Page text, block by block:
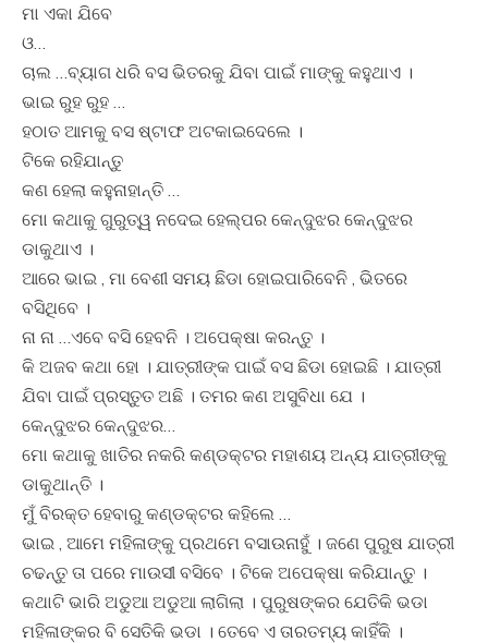
ମା ଏକା ଯିବେ
ଓ…
ଚାଲ …ବ୍ୟାଗ ଧରି ବସ ଭିତରକୁ ଯିବା ପାଇଁ ମାଙ୍କୁ କହୁଥାଏ ।
ଭାଇ ରୁହ ରୁହ …
ହଠାତ ଆମକୁ ବସ ଷ୍ଟାଫ ଅଟକାଇଦେଲେ ।
ଟିକେ ରହିଯାନ୍ତୁ
କଣ ହେଲା କହୁନାହାନ୍ତି …
ମୋ କଥାକୁ ଗୁରୁତ୍ୱ ନଦେଇ ହେଲ୍ପର କେନ୍ଦୁଝର କେନ୍ଦୁଝର
ଡାକୁଥାଏ ।
ଆରେ ଭାଇ , ମା ବେଶୀ ସମୟ ଛିଡା ହୋଇପାରିବେନି , ଭିତରେ
ବସିଥିବେ ।
ନା ନା …ଏବେ ବସି ହେବନି । ଅପେକ୍ଷା କରନ୍ତୁ ।
କି ଅଜବ କଥା ହୋ । ଯାତ୍ରୀଙ୍କ ପାଇଁ ବସ ଛିଡା ହୋଇଛି । ଯାତ୍ରୀ
ଯିବା ପାଇଁ ପ୍ରସ୍ତୁତ ଅଛି । ତମର କଣ ଅସୁବିଧା ଯେ ।
କେନ୍ଦୁଝର କେନ୍ଦୁଝର…
ମୋ କଥାକୁ ଖାତିର ନକରି କଣ୍ଡକ୍ଟର ମହାଶୟ ଅନ୍ୟ ଯାତ୍ରୀଙ୍କୁ
ଡାକୁଥାନ୍ତି ।
ମୁଁ ବିରକ୍ତ ହେବାରୁ କଣ୍ଡକ୍ଟର କହିଲେ …
ଭାଇ , ଆମେ ମହିଳାଙ୍କୁ ପ୍ରଥମେ ବସାଉନାହୁଁ । ଜଣେ ପୁରୁଷ ଯାତ୍ରୀ
ଚଢନ୍ତୁ ତା ପରେ ମାଉସୀ ବସିବେ । ଟିକେ ଅପେକ୍ଷା କରିଯାନ୍ତୁ ।
କଥାଟି ଭାରି ଅଡୁଆ ଅଡୁଆ ଲାଗିଲା । ପୁରୁଷଙ୍କର ଯେତିକି ଭଡା
ମହିଳାଙ୍କର ବି ସେତିକି ଭଡା । ତେବେ ଏ ତାରତମ୍ୟ କାହିଁକି ।